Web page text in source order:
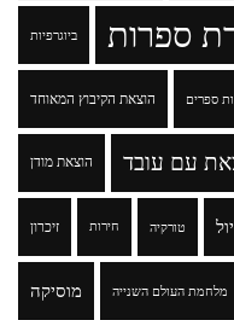
ביוגרפיות ספרות
הוצאת הקיבוץ המאוחד ספרים
הוצאת מודן עם עובד
זיכרון חירות טורקיה
מוסיקה מלחמת העולם השנייה